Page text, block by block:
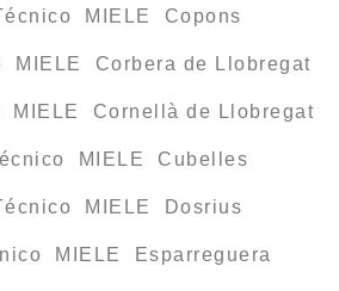
MIELE Copons
MIELE Corbera de Llobregat
MIELE Cornellà de Llobregat
MIELE Cubelles
MIELE Dosrius
MIELE Esparreguera